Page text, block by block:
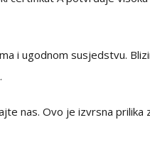
i ugodnom susjedstvu.
nas. Ovo je izvrsna prilika